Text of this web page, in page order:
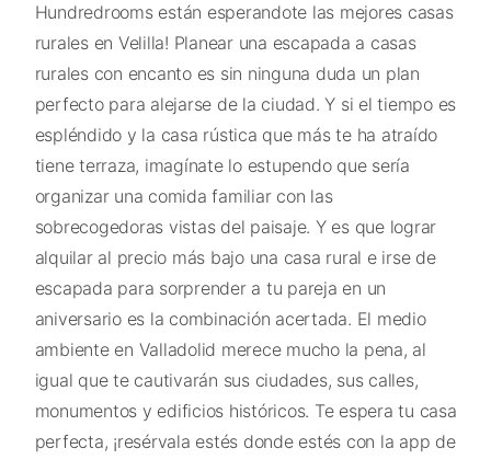
Hundredrooms están esperandote las mejores casas
rurales en Velilla! Planear una escapada a casas
rurales con encanto es sin ninguna duda un plan
perfecto para alejarse de la ciudad. Y si el tiempo es
espléndido y la casa rústica que más te ha atraído
tiene terraza, imagínate lo estupendo que sería
organizar una comida familiar con las
sobrecogedoras vistas del paisaje. Y es que lograr
alquilar al precio más bajo una casa rural e irse de
escapada para sorprender a tu pareja en un
aniversario es la combinación acertada. El medio
ambiente en Valladolid merece mucho la pena, al
igual que te cautivarán sus ciudades, sus calles,
monumentos y edificios históricos. Te espera tu casa
perfecta, ¡resérvala estés donde estés con la app de